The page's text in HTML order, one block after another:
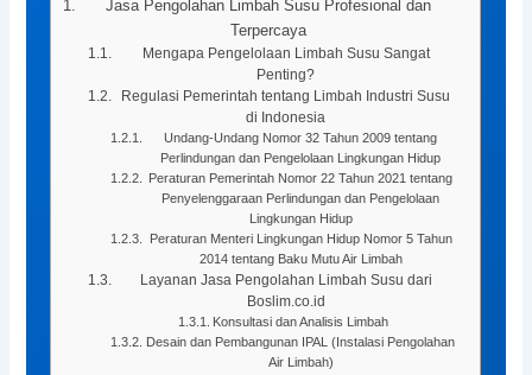
Jasa Pengolahan Limbah Susu Profesional dan
Terpercaya
Mengapa Pengelolaan Limbah Susu Sangat
Penting?
Regulasi Pemerintah tentang Limbah Industri Susu
di Indonesia
Undang-Undang Nomor 32 Tahun 2009 tentang
Perlindungan dan Pengelolaan Lingkungan Hidup
Peraturan Pemerintah Nomor 22 Tahun 2021 tentang
Penyelenggaraan Perlindungan dan Pengelolaan
Lingkungan Hidup
Peraturan Menteri Lingkungan Hidup Nomor 5 Tahun
2014 tentang Baku Mutu Air Limbah
Layanan Jasa Pengolahan Limbah Susu dari
Boslim.co.id
Konsultasi dan Analisis Limbah
Desain dan Pembangunan IPAL (Instalasi Pengolahan
Air Limbah)